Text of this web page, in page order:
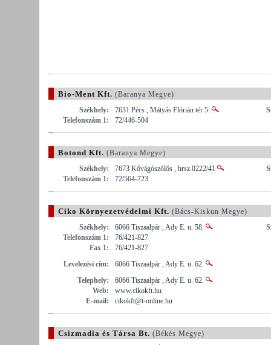
Bio-Ment Kft. (Baranya Megye)
Székhely:
7631 Pécs , Mátyás Flórián tér 5.
Telefonszám 1:
72/446-504
Botond Kft. (Baranya Megye)
Székhely:
7673 Kővágószőlős , hrsz.0222/41
Telefonszám 1:
72/564-723
Ciko Környezetvédelmi Kft. (Bács-Kiskun Megye)
Székhely:
6066 Tiszaalpár , Ady E. u. 58.
Telefonszám 1:
76/421-827
Fax 1:
76/421-827
Levelezési cím:
6066 Tiszaalpár , Ady E. u. 62.
Telephely:
6066 Tiszaalpár , Ady E. u. 62.
Web:
www.cikokft.hu
E-mail:
cikokft@t-online.hu
Csizmadia és Társa Bt. (Békés Megye)